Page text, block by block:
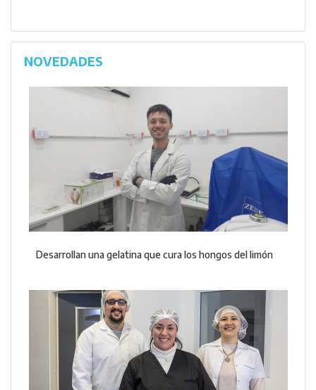
NOVEDADES
Desarrollan una gelatina que cura los hongos del limón